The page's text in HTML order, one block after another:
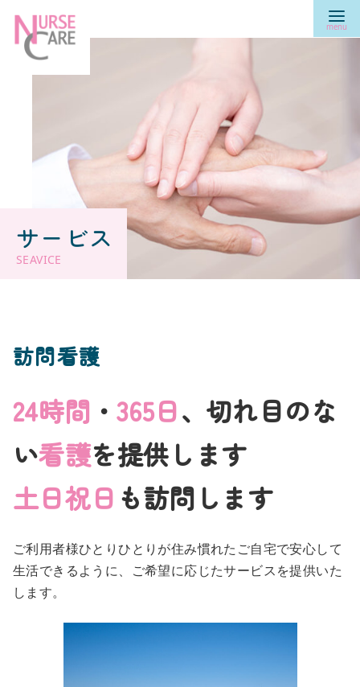
サービス
訪問看護
24時間 ・365日、切れ目のな
い看護を提供します
土日祝日 も訪問します
ご利用者様ひとりひとりが住み慣れたご自宅で安心して
生活できるように、ご希望に応じたサービスを提供いた
します。